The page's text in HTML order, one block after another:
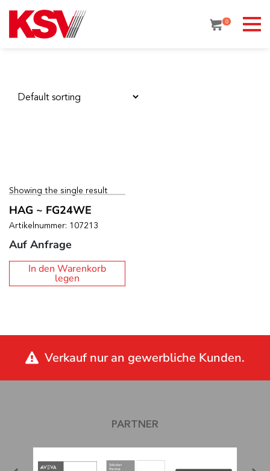
content
0
Showing the single result
HAG ~ FG24WE
Artikelnummer: 107213
Auf Anfrage
In den Warenkorb
legen
Verkauf nur an gewerbliche Kunden.
PARTNER